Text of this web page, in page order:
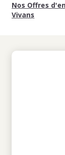
Nos Offres
Vivans